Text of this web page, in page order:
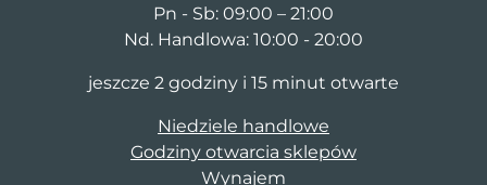
Pn - Sb: 09:00 – 21:00
Nd. Handlowa: 10:00 - 20:00
jeszcze 2 godziny i 15 minut otwarte
Niedziele handlowe
Godziny otwarcia sklepów
Wynajem